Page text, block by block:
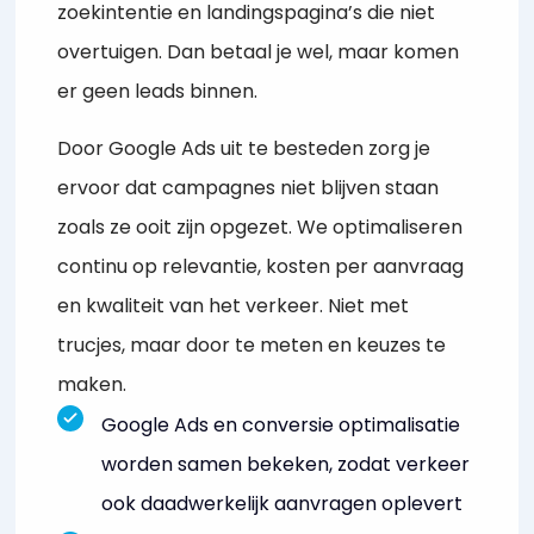
zoekintentie en landingspagina’s die niet
overtuigen. Dan betaal je wel, maar komen
er geen leads binnen.
Door Google Ads uit te besteden zorg je
ervoor dat campagnes niet blijven staan
zoals ze ooit zijn opgezet. We optimaliseren
continu op relevantie, kosten per aanvraag
en kwaliteit van het verkeer. Niet met
trucjes, maar door te meten en keuzes te
maken.
Google Ads en conversie optimalisatie
worden samen bekeken, zodat verkeer
ook daadwerkelijk aanvragen oplevert